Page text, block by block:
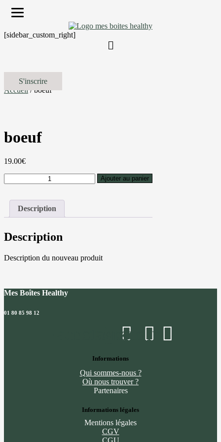
[sidebar_custom_right]
S'inscrire
Accueil/ boeuf
boeuf
19.00€
de
Ajouter au panier
Description
Description
Description du nouveau produit
Mes Boîtes Healthy
01 80 85 98 12
Instagram
Linkedin
Informations
Qui sommes-nous ?
Où nous trouver ?
Partenaires
Informations légales
Mentions légales
CGV